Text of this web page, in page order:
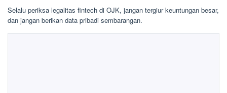
Selalu periksa legalitas fintech di OJK, jangan tergiur keuntungan besar,
dan jangan berikan data pribadi sembarangan.